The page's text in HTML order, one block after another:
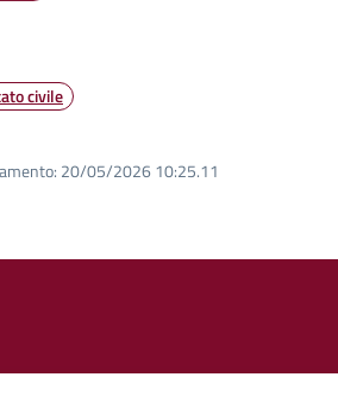
civile
20/05/2026 10:25.11